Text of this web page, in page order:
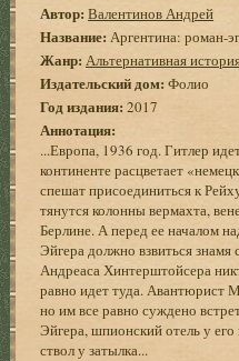
Автор: Валентинов Андрей
Название: Аргентина: роман-
Жанр: Альтернативная
Издательский дом: Фолио
Год издания: 2017
Аннотация:
...Европа, 1936 год. Гитлер
континенте расцветает
спешат присоединиться к
тянутся колонны вермахта,
Берлине. А перед ее началом
Эйгера должно взвиться знамя
Андреаса Хинтерштойсера
равно идет туда. Авантюрист
но им все равно суждено
Эйгера, шпионский отель у
ствол у затылка...